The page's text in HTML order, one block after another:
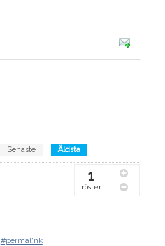
Senaste Äldsta
#permal'nk
1
röster